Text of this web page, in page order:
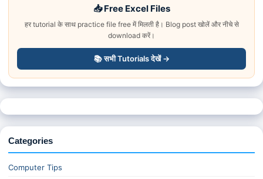
📥 Free Excel Files
हर tutorial के साथ practice file free में मिलती है। Blog post खोलें और नीचे से
download करें।
📚 सभी Tutorials देखें →
Categories
Computer Tips